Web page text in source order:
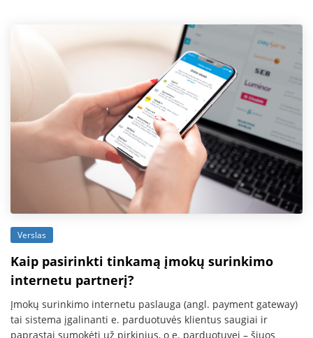
Verslas
Kaip pasirinkti tinkamą įmokų surinkimo
internetu partnerį?
Įmokų surinkimo internetu paslauga (angl. payment gateway)
tai sistema įgalinanti e. parduotuvės klientus saugiai ir
paprastai sumokėti už pirkinius, o e. parduotuvei – šiuos